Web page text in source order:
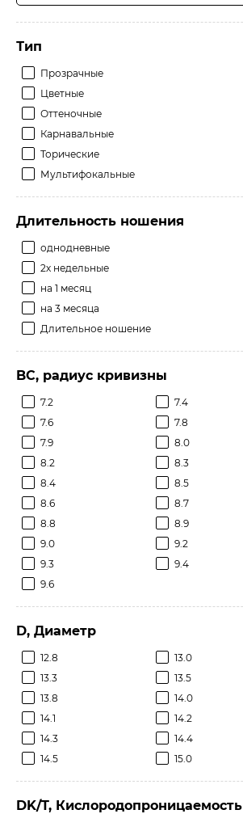
Тип
Прозрачные
Цветные
Оттеночные
Карнавальные
Торические
Мультифокальные
Длительность ношения
однодневные
2х недельные
на 1 месяц
на 3 месяца
Длительное ношение
BC, радиус кривизны
7.2
7.4
7.6
7.8
7.9
8.0
8.2
8.3
8.4
8.5
8.6
8.7
8.8
8.9
9.0
9.2
9.3
9.4
9.6
D, Диаметр
12.8
13.0
13.3
13.5
13.8
14.0
14.1
14.2
14.3
14.4
14.5
15.0
DK/T, Кислородопроницаемость